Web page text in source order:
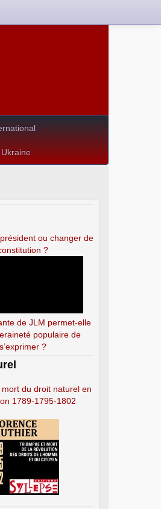
ou changer de
?
de JLM permet-elle
populaire de
s’exprimer ?
du droit naturel en
1789-1795-1802